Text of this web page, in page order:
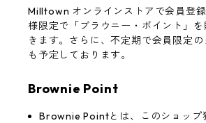
Milltown オンラインストアで会員登
様限定で「ブラウニー・ポイント」
きます。さらに、不定期で会員限定
も予定しております。
Brownie Point
Brownie Pointとは、このショップ